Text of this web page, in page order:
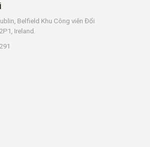
Belfield Khu Công viên Đổi
Ireland.